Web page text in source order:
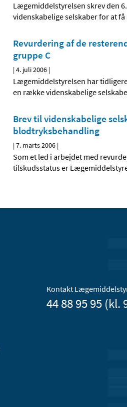
Lægemiddelstyrelsen skrev den
videnskabelige selskaber for at
Revurdering af de
gruppe C
|4. juli 2006 |
Lægemiddelstyrelsen har
en række videnskabelige
Brev til videnskabelige
blodtryksbehandling
|7. marts 2006 |
Som et led i arbejdet med
tilskudsstatus er
Kontakt
44 88 95 95 (kl.